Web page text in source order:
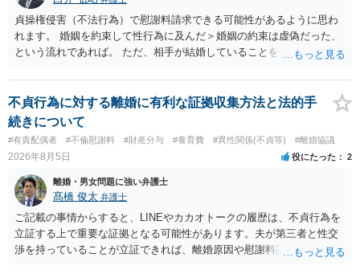
貞操権侵害（不法行為）で慰謝料請求できる可能性があるように思わ
れます。 婚姻を約束して性行為に及んだ＞婚姻の約束は虚偽だった、
という流れであれば。 ただ、相手が結婚していることを知って行為に
性も認められそうですので、あまり慰謝料は高額にならないように思
われます。 一度、最寄りの弁護士に相談してみてください。
不貞行為に対する離婚に有利な証拠収集方法と法的手
続きについて
#有責配偶者 #不倫慰謝料 #財産分与 #養育費 #異性関係(不貞等) #離婚協議
2026年8月5日 役にたった 2
離婚・男女問題に強い弁護士
髙橋 俊太 弁護士
ご記載の事情からすると、LINEやカカオトークの履歴は、不貞行為を
立証する上で重要な証拠となる可能性があります。夫が第三者と性交
渉を持っていることが立証できれば、離婚原因や慰謝料請求を検討す